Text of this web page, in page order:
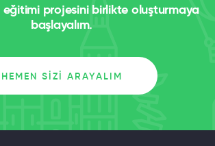
eğitimi projesini birlikte oluşturmaya
başlayalım.
HEMEN SIZI ARAYALIM